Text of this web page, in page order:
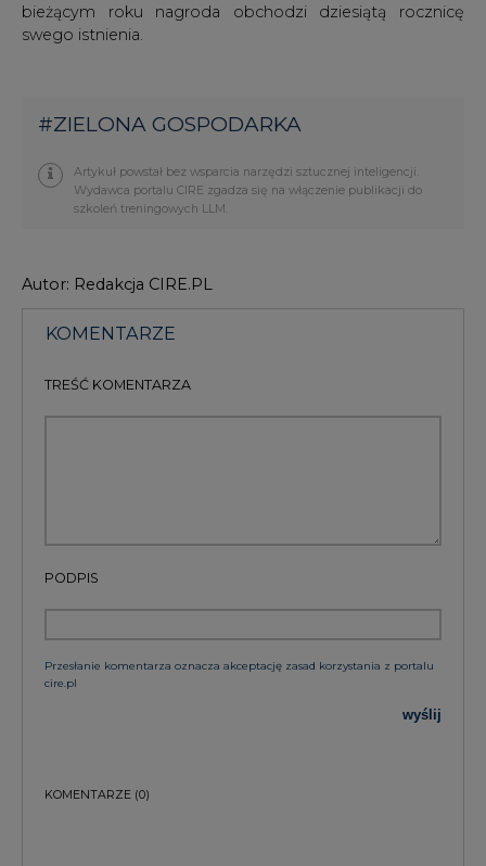
bieżącym roku nagroda obchodzi dziesiątą rocznicę
swego istnienia.
#ZIELONA GOSPODARKA
Artykuł powstał bez wsparcia narzędzi sztucznej inteligencji.
Wydawca portalu CIRE zgadza się na włączenie publikacji do
szkoleń treningowych LLM.
Autor: Redakcja CIRE.PL
KOMENTARZE
TREŚĆ KOMENTARZA
PODPIS
Przesłanie komentarza oznacza akceptację zasad korzystania z portalu
cire.pl
wyślij
KOMENTARZE (0)